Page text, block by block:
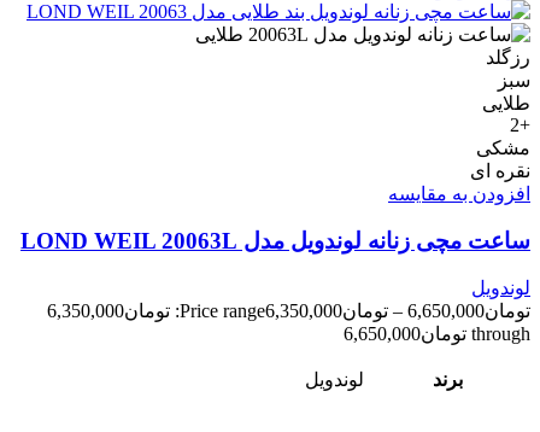
رزگلد
سبز
طلایی
+2
مشکی
نقره ای
افزودن به مقایسه
ساعت مچی زنانه لوندویل مدل LOND WEIL 20063L
لوندویل
تومان6,650,000
– تومان6,350,000
Price range: تومان6,350,000
through تومان6,650,000
برند لوندویل